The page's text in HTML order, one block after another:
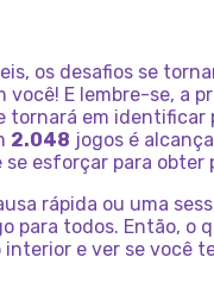
os desafios se
você! E lembre-se, a
tornará em
2.048 jogos é
se esforçar para
rápida ou uma
para todos. Então, o
e ver se você